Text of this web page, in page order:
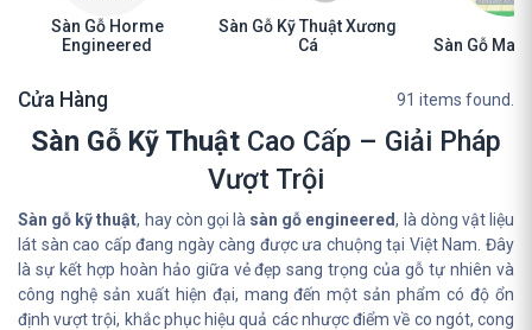
Sàn Gỗ Horme
Engineered
Sàn Gỗ Kỹ Thuật Xương
Cá
Sàn Gỗ
Cửa Hàng 91 items found.
Sàn Gỗ Kỹ Thuật Cao Cấp – Giải Pháp
Vượt Trội
Sàn gỗ kỹ thuật, hay còn gọi là sàn gỗ engineered, là dòng vật liệu
lát sàn cao cấp đang ngày càng được ưa chuộng tại Việt Nam. Đây
là sự kết hợp hoàn hảo giữa vẻ đẹp sang trọng của gỗ tự nhiên và
công nghệ sản xuất hiện đại, mang đến một sản phẩm có độ ổn
định vượt trội, khắc phục hiệu quả các nhược điểm về co ngót, cong